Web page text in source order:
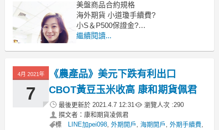
美盤商品合約規格
海外期貨 小道瓊手續費?
小S＆P500保證金?
海外期貨 小那斯達克指數期貨?
繼續閱讀...
4月 2021年
7
《農產品》美元下跌有利出口
CBOT黃豆玉米收高 康和期貨佩君
最後更新於 2021.4.7 12:31 瀏覽人次 :290
撰文者：康和期貨凌佩君
標
LINE加pei098, 外期開戶 , 海期開戶 , 外期手續費,